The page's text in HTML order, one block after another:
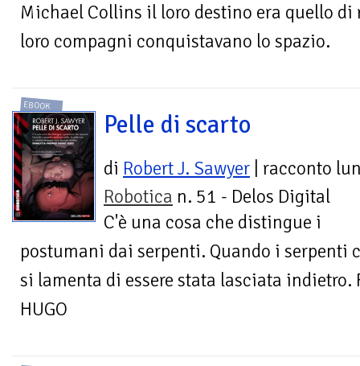
Michael Collins il loro destino era quello di
loro compagni conquistavano lo spazio.
EBOOK
Pelle di scarto
di Robert J. Sawyer | racconto
Robotica n. 51 - Delos Digital
C'è una cosa che distingue i
postumani dai serpenti. Quando i serpenti
si lamenta di essere stata lasciata indietro.
HUGO